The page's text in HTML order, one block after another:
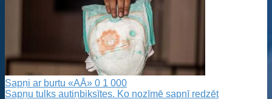
Sapņi ar burtu «AĀ» 0 1 000
Sapņu tulks autiņbiksītes. Ko nozīmē sapnī redzēt